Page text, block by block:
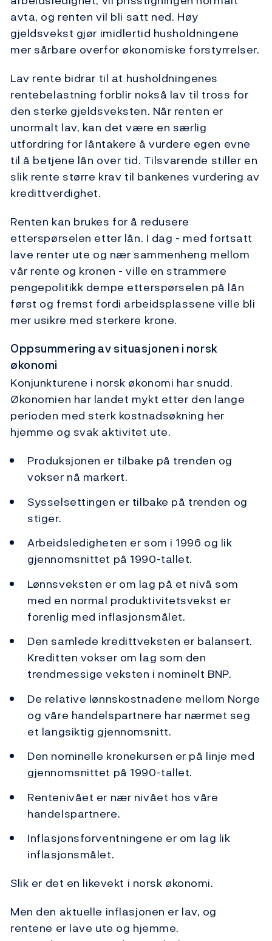
avta, og renten vil bli satt ned. Høy
gjeldsvekst gjør imidlertid husholdningene
mer sårbare overfor økonomiske forstyrrelser.
Lav rente bidrar til at husholdningenes
rentebelastning forblir nokså lav til tross for
den sterke gjeldsveksten. Når renten er
unormalt lav, kan det være en særlig
utfordring for låntakere å vurdere egen evne
til å betjene lån over tid. Tilsvarende stiller en
slik rente større krav til bankenes vurdering av
kredittverdighet.
Renten kan brukes for å redusere
etterspørselen etter lån. I dag - med fortsatt
lave renter ute og nær sammenheng mellom
vår rente og kronen - ville en strammere
pengepolitikk dempe etterspørselen på lån
først og fremst fordi arbeidsplassene ville bli
mer usikre med sterkere krone.
Oppsummering av situasjonen i norsk
økonomi
Konjunkturene i norsk økonomi har snudd.
Økonomien har landet mykt etter den lange
perioden med sterk kostnadsøkning her
hjemme og svak aktivitet ute.
Produksjonen er tilbake på trenden og
vokser nå markert.
Sysselsettingen er tilbake på trenden og
stiger.
Arbeidsledigheten er som i 1996 og lik
gjennomsnittet på 1990-tallet.
Lønnsveksten er om lag på et nivå som
med en normal produktivitetsvekst er
forenlig med inflasjonsmålet.
Den samlede kredittveksten er balansert.
Kreditten vokser om lag som den
trendmessige veksten i nominelt BNP.
De relative lønnskostnadene mellom Norge
og våre handelspartnere har nærmet seg
et langsiktig gjennomsnitt.
Den nominelle kronekursen er på linje med
gjennomsnittet på 1990-tallet.
Rentenivået er nær nivået hos våre
handelspartnere.
Inflasjonsforventningene er om lag lik
inflasjonsmålet.
Slik er det en likevekt i norsk økonomi.
Men den aktuelle inflasjonen er lav, og
rentene er lave ute og hjemme.